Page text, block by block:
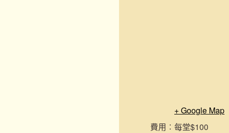
+ Google Map
費用︰ 每堂$100